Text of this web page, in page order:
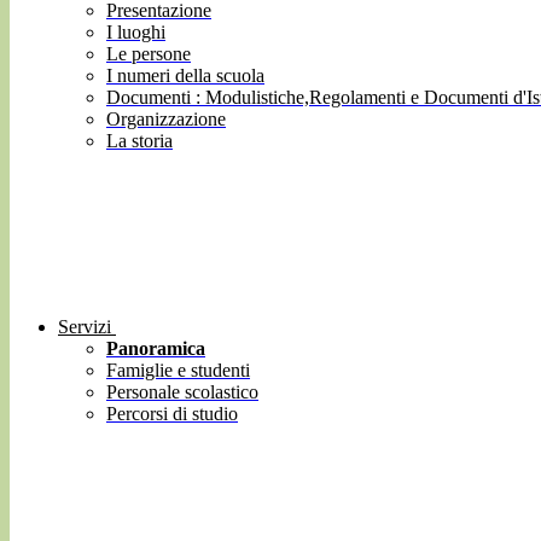
Presentazione
I luoghi
Le persone
I numeri della scuola
Documenti : Modulistiche,Regolamenti e Documenti
Organizzazione
La storia
Servizi
Panoramica
Famiglie e studenti
Personale scolastico
Percorsi di studio